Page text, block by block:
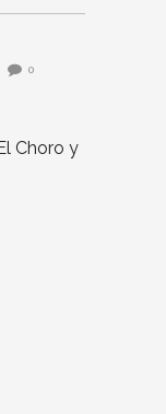
0
Choro y